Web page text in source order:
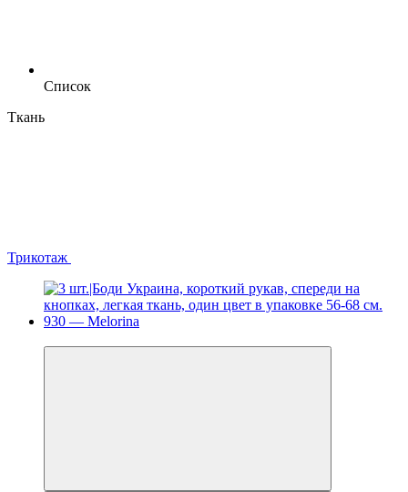
Список
Ткань
Трикотаж